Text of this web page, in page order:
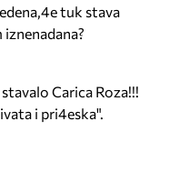
tuk stava
Carica Roza!!!
i pri4eska".